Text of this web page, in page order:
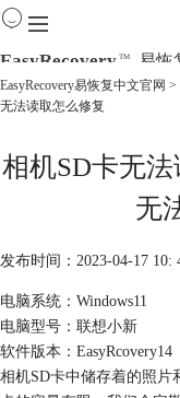
EasyRecovery TM 易恢
下载
EasyRecovery易恢复中文官网 >
无法读取怎么修复
相机SD卡无
无
发布时间：2023-04-17 10:
电脑系统：Windows11
电脑型号：联想小新
软件版本：EasyRcovery14
相机SD卡中储存着的照片